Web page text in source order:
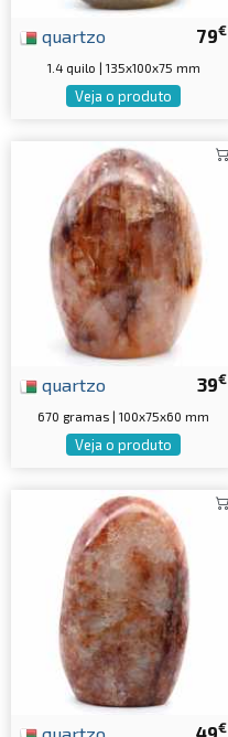
79€
quartzo
1.4 quilo | 135x100x75 mm
Veja o produto
39€
quartzo
670 gramas | 100x75x60 mm
Veja o produto
49€
quartzo